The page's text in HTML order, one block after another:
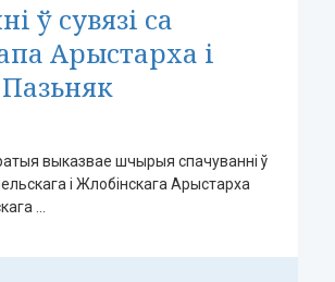
ў сувязі са
Арыстарха і
выказвае шчырыя спачуванні ў
і Жлобінскага Арыстарха
...